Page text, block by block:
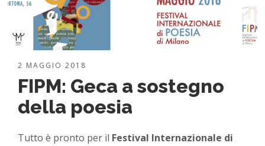
2 MAGGIO 2018
FIPM: Geca a sostegno
della poesia
Tutto è pronto per il Festival Internazionale di